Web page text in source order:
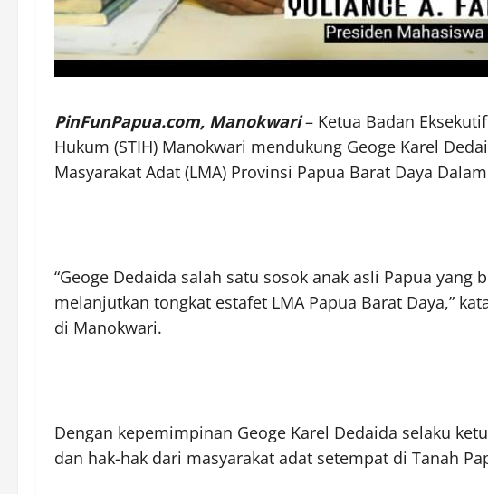
PinFunPapua.com, Manokwari– Ketua Badan
Hukum (STIH) Manokwari mendukung Geoge Karel
Masyarakat Adat (LMA) Provinsi Papua Barat Daya
“Geoge Dedaida salah satu sosok anak asli Papua
melanjutkan tongkat estafet LMA Papua Barat Daya,”
di Manokwari.
Dengan kepemimpinan Geoge Karel Dedaida selaku
dan hak-hak dari masyarakat adat setempat di Tanah